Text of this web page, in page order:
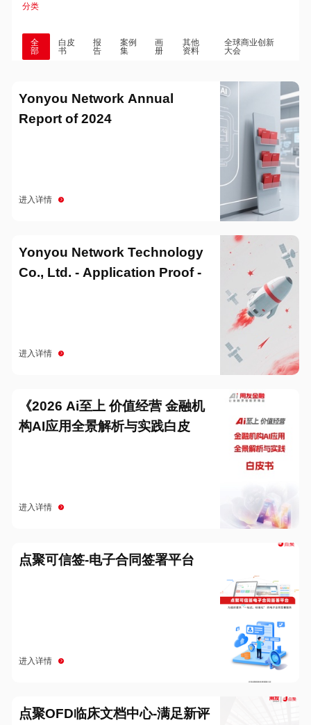
分类
全
部
白皮
书
报
告
案例
集
画
册
其他
资料
全球商业创新
大会
Yonyou Network Annual
Report of 2024
进入详情
Yonyou Network Technology
Co., Ltd. - Application Proof -
进入详情
《2026 Ai至上 价值经营 金融机
构AI应用全景解析与实践白皮
进入详情
点聚可信签-电子合同签署平台
进入详情
点聚OFD临床文档中心-满足新评